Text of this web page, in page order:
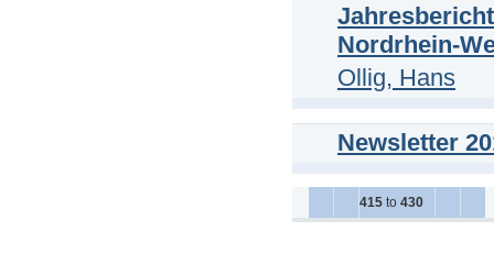
Nordrhein-
Ollig, Hans
Newsletter
415 to 430